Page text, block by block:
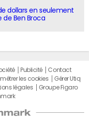
dollars en seulement
de Ben Broca
Publicité
Contact
les cookies
Gérer Utiq
légales
Groupe Figaro